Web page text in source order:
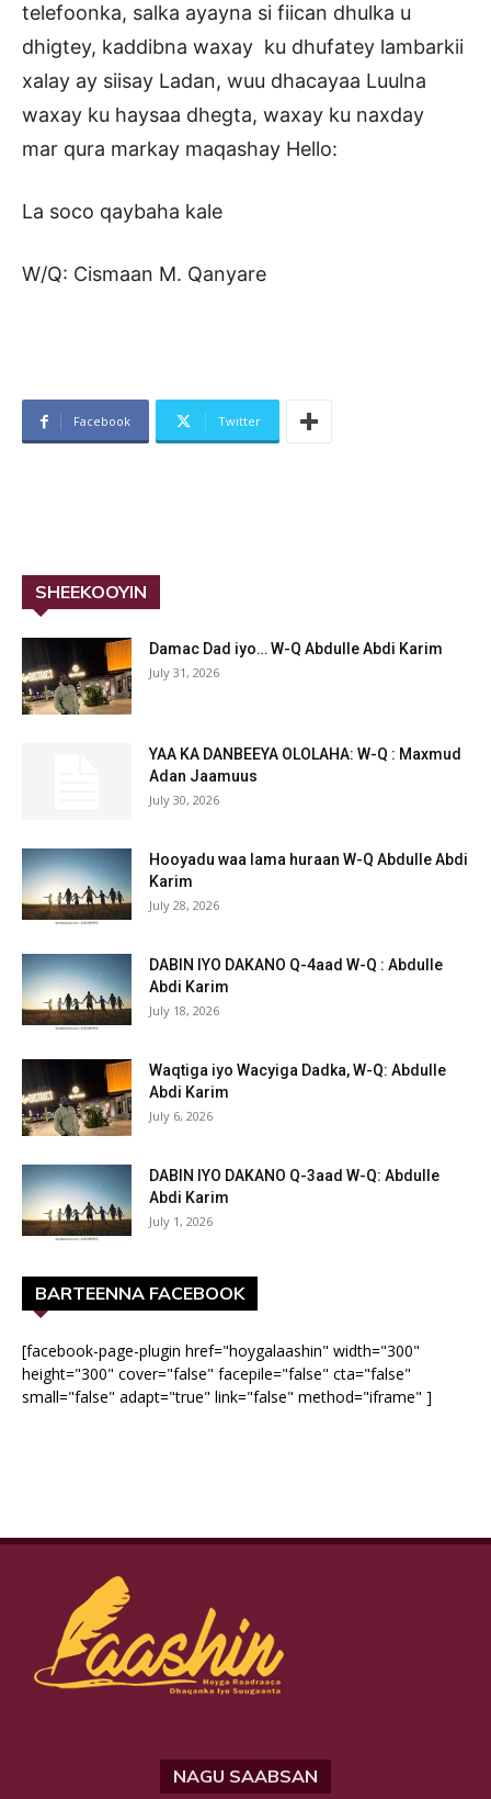
telefoonka, salka ayayna si fiican dhulka u
dhigtey, kaddibna waxay ku dhufatey lambarkii
xalay ay siisay Ladan, wuu dhacayaa Luulna
waxay ku haysaa dhegta, waxay ku naxday
mar qura markay maqashay Hello:
La soco qaybaha kale
W/Q: Cismaan M. Qanyare
Facebook Twitter
SHEEKOOYIN
Damac Dad iyo… W-Q Abdulle Abdi Karim
July 31, 2026
YAA KA DANBEEYA OLOLAHA: W-Q : Maxmud
Adan Jaamuus
July 30, 2026
Hooyadu waa lama huraan W-Q Abdulle Abdi
Karim
July 28, 2026
DABIN IYO DAKANO Q-4aad W-Q : Abdulle
Abdi Karim
July 18, 2026
Waqtiga iyo Wacyiga Dadka, W-Q: Abdulle
Abdi Karim
July 6, 2026
DABIN IYO DAKANO Q-3aad W-Q: Abdulle
Abdi Karim
July 1, 2026
BARTEENNA FACEBOOK
[facebook-page-plugin href="hoygalaashin" width="300"
height="300" cover="false" facepile="false" cta="false"
small="false" adapt="true" link="false" method="iframe" ]
NAGU SAABSAN